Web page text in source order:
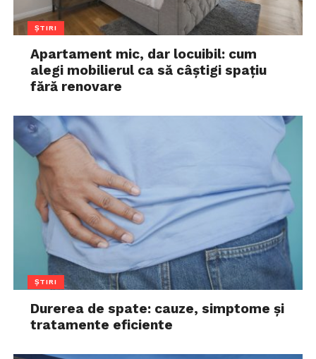
ȘTIRI
Apartament mic, dar locuibil: cum
alegi mobilierul ca să câștigi spațiu
fără renovare
ȘTIRI
Durerea de spate: cauze, simptome și
tratamente eficiente